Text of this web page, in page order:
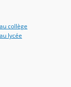
collège
lycée